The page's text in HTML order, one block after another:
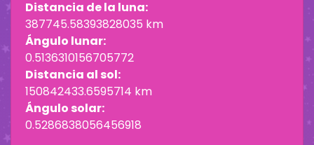
Distancia de la luna:
387745.58393828035 km
Ángulo lunar:
0.5136310156705772
Distancia al sol:
150842433.6595714 km
Ángulo solar:
0.5286838056456918